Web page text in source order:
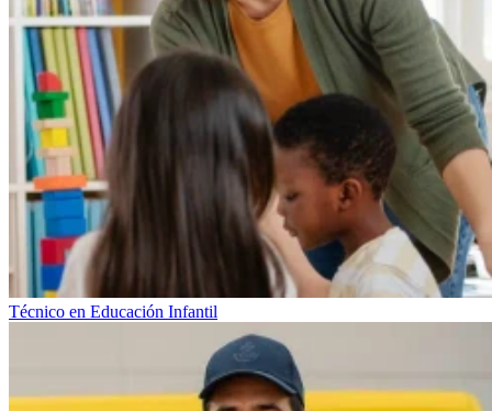
Técnico en Educación Infantil